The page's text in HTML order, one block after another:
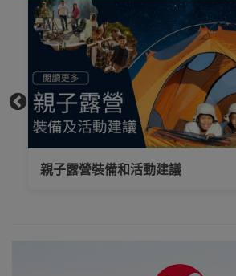
上網睇人評價不
如自己到陳列室
觸摸下更知自己
心，歡迎到香港
觀塘陳列室門市
選購
買滿$1000免費送
新界、旺角都
得，睇岩心水就
親子露營裝備和活動建議